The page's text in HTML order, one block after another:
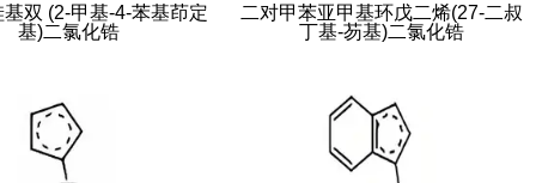
双 (2-甲基-4-苯基茚定
基)二氯化锆
二对甲苯亚甲基环戊二烯(27-二叔
丁基-芴基)二氯化锆